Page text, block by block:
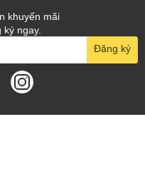
khuyến mãi
ký ngay.
Đăng ký